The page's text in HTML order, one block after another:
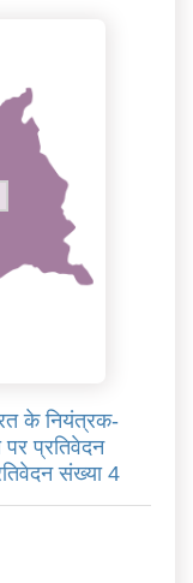
के नियंत्रक-
पर प्रतिवेदन
संख्या 4